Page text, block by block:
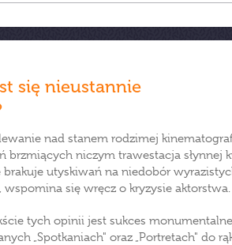
się nieustannie
nad stanem rodzimej
niczym trawestacja słynnej
brakuje utyskiwań na niedobór
się wręcz o kryzysie aktorstwa.
tych opinii jest sukces
„Spotkaniach" oraz „Portretach" do